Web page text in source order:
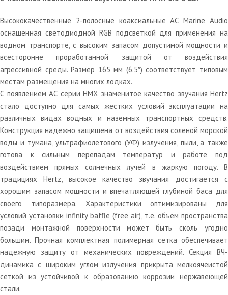
Высококачественные 2-полосные коаксиальные АС Marine Audio
оснащенная светодиодной RGB подсветкой для применения на
водном транспорте, с высоким запасом допустимой мощности и
всесторонне проработанной защитой от воздействия
агрессивной среды. Размер 165 мм (6.5″) соответствует типовым
местам размещения на многих лодках.
С появлением АС серии HMX знаменитое качество звучания Hertz
стало доступно для самых жестких условий эксплуатации на
различных видах водных и наземных транспортных средств.
Конструкция надежно защищена от воздействия соленой морской
воды и тумана, ультрафиолетового (УФ) излучения, пыли, а также
готова к сильным перепадам температур и работе под
воздействием прямых солнечных лучей в жаркую погоду. В
традициях Hertz, высокое качество звучания достигается с
хорошим запасом мощности и впечатляющей глубиной баса для
своего типоразмера. Характеристики оптимизированы для
условий установки infinity baffle (free air), т.е. объем пространства
позади монтажной поверхности может быть сколь угодно
большим. Прочная комплектная полимерная сетка обеспечивает
надежную защиту от механических повреждений. Секция ВЧ-
динамика с широким углом излучения прикрыта мелкоячеистой
сеткой из устойчивой к образованию коррозии нержавеющей
стали.